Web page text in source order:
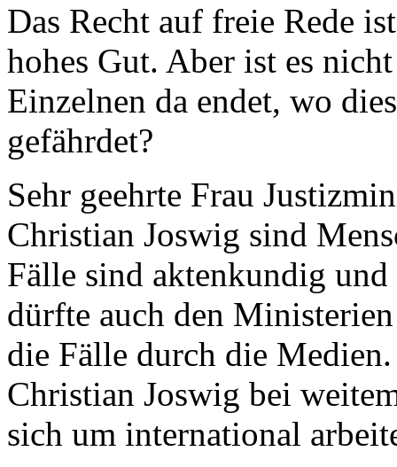
Das Recht auf freie Rede
hohes Gut. Aber ist es
Einzelnen da endet, wo
gefährdet?
Sehr geehrte Frau
Christian Joswig sind
Fälle sind aktenkundig
dürfte auch den
die Fälle durch die
Christian Joswig bei
sich um international